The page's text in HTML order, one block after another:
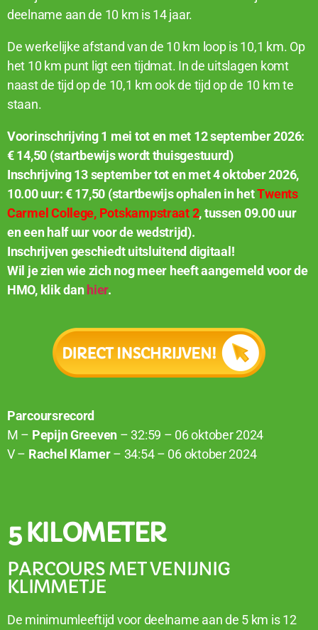
deelname aan de 10 km is 14 jaar.
De werkelijke afstand van de 10 km loop is 10,1 km. Op
het 10 km punt ligt een tijdmat. In de uitslagen komt
naast de tijd op de 10,1 km ook de tijd op de 10 km te
staan.
Voorinschrijving 1 mei tot en met 12 september 2026:
€ 14,50 (startbewijs wordt thuisgestuurd)
Inschrijving 13 september tot en met 4 oktober 2026,
10.00 uur: € 17,50 (startbewijs ophalen in hetTwents
Carmel College, Potskampstraat 2, tussen 09.00 uur
en een half uur voor de wedstrijd).
Inschrijven geschiedt uitsluitend digitaal!
Wil je zien wie zich nog meer heeft aangemeld voor de
HMO, klik danhier.
Parcoursrecord
M – Pepijn Greeven – 32:59 – 06 oktober 2024
V – Rachel Klamer– 34:54 – 06 oktober 2024
5 KILOMETER
PARCOURS MET VENIJNIG
KLIMMETJE
De minimumleeftijd voor deelname aan de 5 km is 12